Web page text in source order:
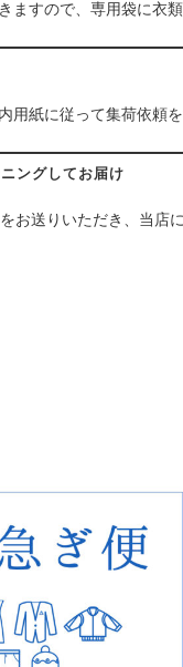
ますので、専用袋に衣類
用紙に従って集荷依頼
ングしてお届け
お送りいただき、当店